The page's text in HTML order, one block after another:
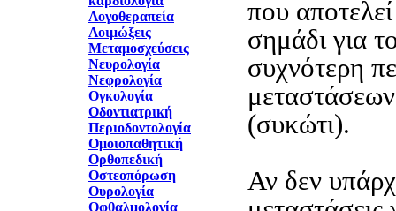
Λογοθεραπεία
Λοιμώξεις
Μεταμοσχεύσεις
Νευρολογία
Νεφρολογία
Ογκολογία
Οδοντιατρική
Περιοδοντολογία
Ομοιοπαθητική
Ορθοπεδική
Οστεοπόρωση
Ουρολογία
Οφθαλμολογία
που
σημάδι για
συχνότερη
(συκώτι).
Αν δεν